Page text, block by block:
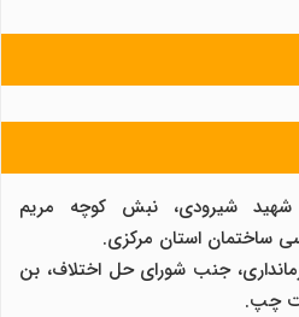
1: خیابان شهید شیرودی، نبش کوچه مریم
ساختمان استان مرکزی.
2: میدان فرمانداری، جنب شورای حل اختلاف، بن
چپ.